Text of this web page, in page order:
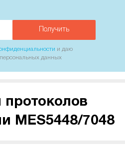
Получить
и даю
данных
MES5448/7048